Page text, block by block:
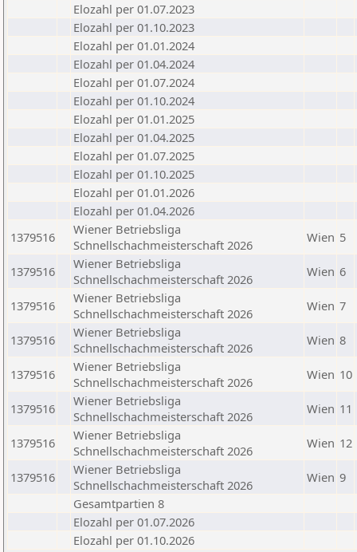
Elozahl per 01.07.2023
Elozahl per 01.10.2023
Elozahl per 01.01.2024
Elozahl per 01.04.2024
Elozahl per 01.07.2024
Elozahl per 01.10.2024
Elozahl per 01.01.2025
Elozahl per 01.04.2025
Elozahl per 01.07.2025
Elozahl per 01.10.2025
Elozahl per 01.01.2026
Elozahl per 01.04.2026
1379516
Wiener Betriebsliga
Schnellschachmeisterschaft 2026
Wien 5
1379516
Wiener Betriebsliga
Schnellschachmeisterschaft 2026
Wien 6
1379516
Wiener Betriebsliga
Schnellschachmeisterschaft 2026
Wien 7
1379516
Wiener Betriebsliga
Schnellschachmeisterschaft 2026
Wien 8
1379516
Wiener Betriebsliga
Schnellschachmeisterschaft 2026
Wien 10
1379516
Wiener Betriebsliga
Schnellschachmeisterschaft 2026
Wien 11
1379516
Wiener Betriebsliga
Schnellschachmeisterschaft 2026
Wien 12
1379516
Wiener Betriebsliga
Schnellschachmeisterschaft 2026
Wien 9
Gesamtpartien 8
Elozahl per 01.07.2026
Elozahl per 01.10.2026